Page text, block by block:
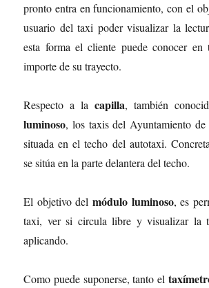
pronto entra en funcionamiento, con el
usuario del taxi poder visualizar la
esta forma el cliente puede conocer en
importe de su trayecto.
Respecto a lacapilla, también
luminoso, los taxis del Ayuntamiento
situada en el techo del autotaxi.
se sitúa en la parte delantera del techo.
El objetivo del módulo luminoso, es
taxi, ver si circula libre y visualizar la
aplicando.
Como puede suponerse, tanto el